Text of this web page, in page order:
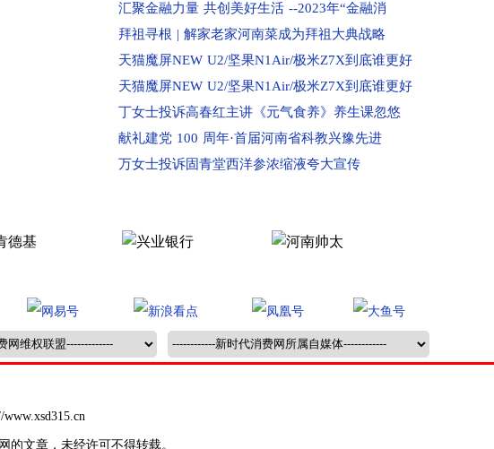
已受理：河南通许县消费者投诉建业幸福里
已收到：河南汝州消费者投诉汝州市蓝湾半岛小区
已收到：家长投诉郑州富田太阳城陈中数理化
已受理：新乡学生投诉河南物流职业学院
已受理：许昌消费者使用河南移动
已收到：焦作市消费者投诉火车鸣笛问题
回复：高州消费者范先生投诉山东青岛电信已收到
已收到：消费者投诉郑州市绿都置业
已受理：业主投诉洛阳瀍河区巨龙家园
已收到：洛阳消费者投诉洛阳鼎城小区
已受理：喻先生投诉吉水县部分区域无移动信号
汇聚金融力量 共创美好生活 --2023年“金融消
拜祖寻根 | 解家老家河南菜成为拜祖大典战略
天猫魔屏NEW U2/坚果N1Air/极米Z7X到底谁更好
天猫魔屏NEW U2/坚果N1Air/极米Z7X到底谁更好
丁女士投诉高春红主讲《元气食养》养生课忽悠
献礼建党 100 周年·首届河南省科教兴豫先进
万女士投诉固青堂西洋参浓缩液夸大宣传
的文章，未经许可不得转载。